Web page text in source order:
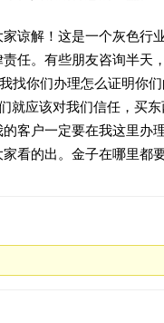
谅解！这是一个灰色行
任。有些朋友咨询半天
找你们办理怎么证明你
就应该对我们信任，买
客户一定要在我这里办
看的出。金子在哪里都